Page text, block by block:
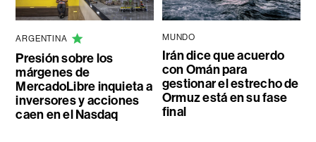
ARGENTINA
Presión sobre los
márgenes de
MercadoLibre inquieta a
inversores y acciones
caen en el Nasdaq
MUNDO
Irán dice que acuerdo
con Omán para
gestionar el estrecho de
Ormuz está en su fase
final